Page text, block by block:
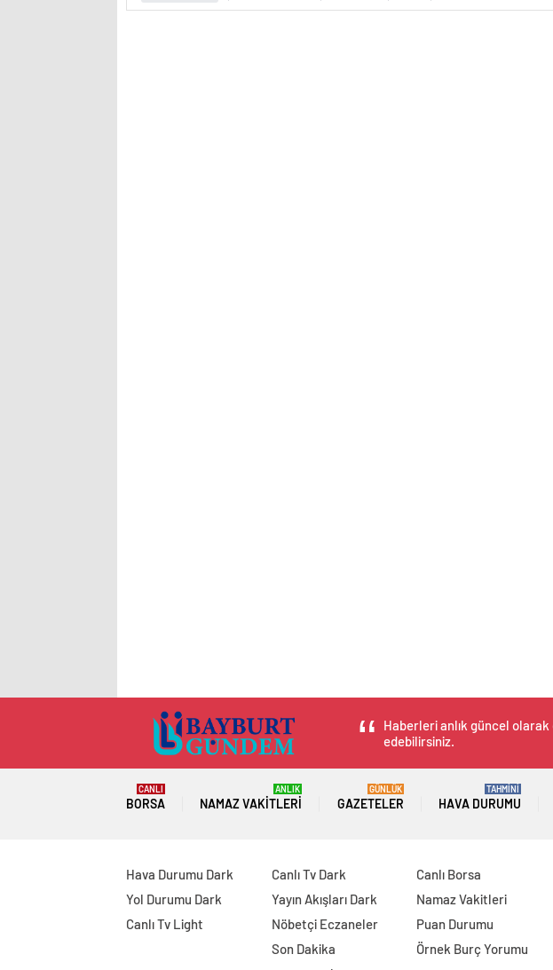
Haberleri anlık güncel
edebilirsiniz.
BORSA
CANLI
NAMAZ VAKITLERI
ANLIK
GAZETELER
GÜNLÜK
HAVA DURUMU
TAHMİNİ
Hava Durumu Dark
Yol Durumu Dark
Canlı Tv Light
Canlı Tv Dark
Yayın Akışları Dark
Nöbetçi Eczaneler
Son Dakika
Canlı Borsa
Namaz Vakitleri
Puan Durumu
Örnek Burç Yorumu